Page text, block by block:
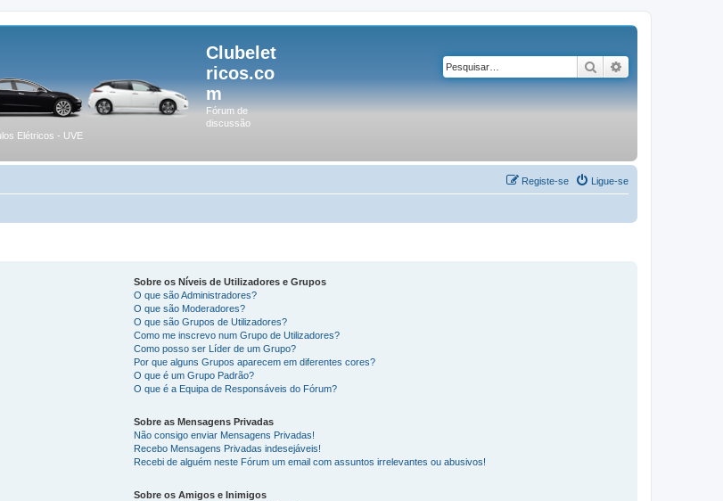
Clubelet
ricos.co
m
Fórum de
discussão
Elétricos - UVE
Pesquisar
Ligue-se
Registe-se
Sobre os Níveis de Utilizadores e Grupos
O que são Administradores?
O que são Moderadores?
O que são Grupos de Utilizadores?
Como me inscrevo num Grupo de Utilizadores?
Como posso ser Líder de um Grupo?
Por que alguns Grupos aparecem em diferentes cores?
O que é um Grupo Padrão?
O que é a Equipa de Responsáveis do Fórum?
Sobre as Mensagens Privadas
Não consigo enviar Mensagens Privadas!
Recebo Mensagens Privadas indesejáveis!
Recebi de alguém neste Fórum um email com assuntos irrelevantes ou abusivos!
Sobre os Amigos e Inimigos